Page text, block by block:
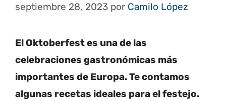
septiembre 28, 2023 por Camilo López
El Oktoberfest es una de las
celebraciones gastronómicas más
importantes de Europa. Te contamos
algunas recetas ideales para el festejo.